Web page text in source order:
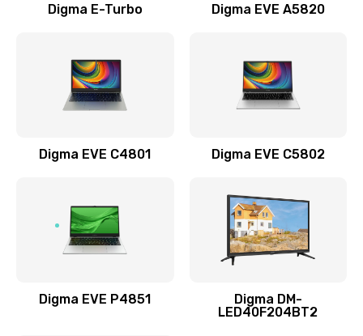
Замена клавиатуры
Замена видеокарты
1895 руб.
Digma E-Turbo Digma EVE A5820
Digma EVE C4801 Digma EVE C5802
Digma EVE P4851
Digma DM-
LED40F204BT2